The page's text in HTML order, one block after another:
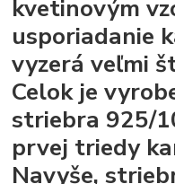
​​kvetinovým
usporiadanie
vyzerá veľmi
Celok je
striebra 925/
prvej triedy
Navyše,